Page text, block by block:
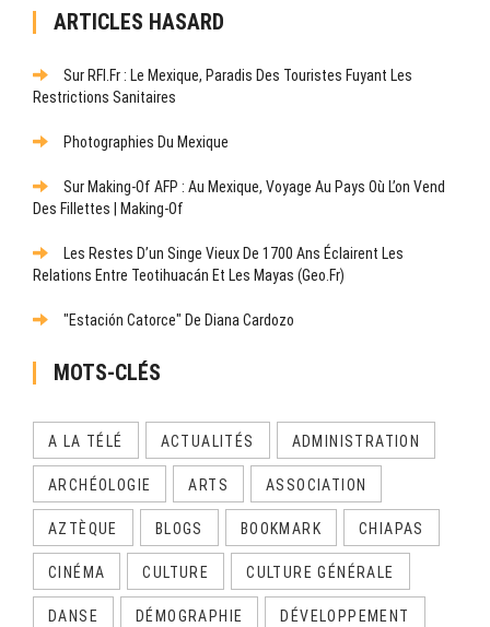
ARTICLES HASARD
Sur RFI.fr : Le Mexique, Paradis Des Touristes Fuyant Les
Restrictions Sanitaires
Photographies Du Mexique
Sur Making-Of AFP : Au Mexique, Voyage Au Pays Où L’on Vend
Des Fillettes | Making-Of
Les Restes D’un Singe Vieux De 1700 Ans Éclairent Les
Relations Entre Teotihuacán Et Les Mayas (Geo.fr)
"Estación Catorce" De Diana Cardozo
MOTS-CLÉS
A LA TÉLÉ ACTUALITÉS ADMINISTRATION
ARCHÉOLOGIE ARTS ASSOCIATION
AZTÈQUE BLOGS BOOKMARK CHIAPAS
CINÉMA CULTURE CULTURE GÉNÉRALE
DANSE DÉMOGRAPHIE DÉVELOPPEMENT